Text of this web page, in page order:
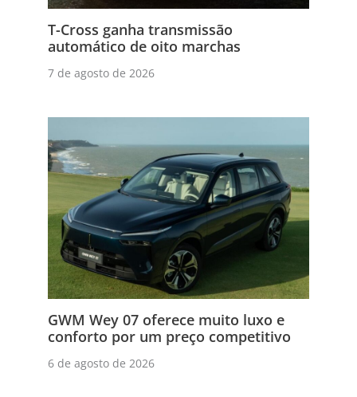
T-Cross ganha transmissão
automático de oito marchas
7 de agosto de 2026
GWM Wey 07 oferece muito luxo e
conforto por um preço competitivo
6 de agosto de 2026